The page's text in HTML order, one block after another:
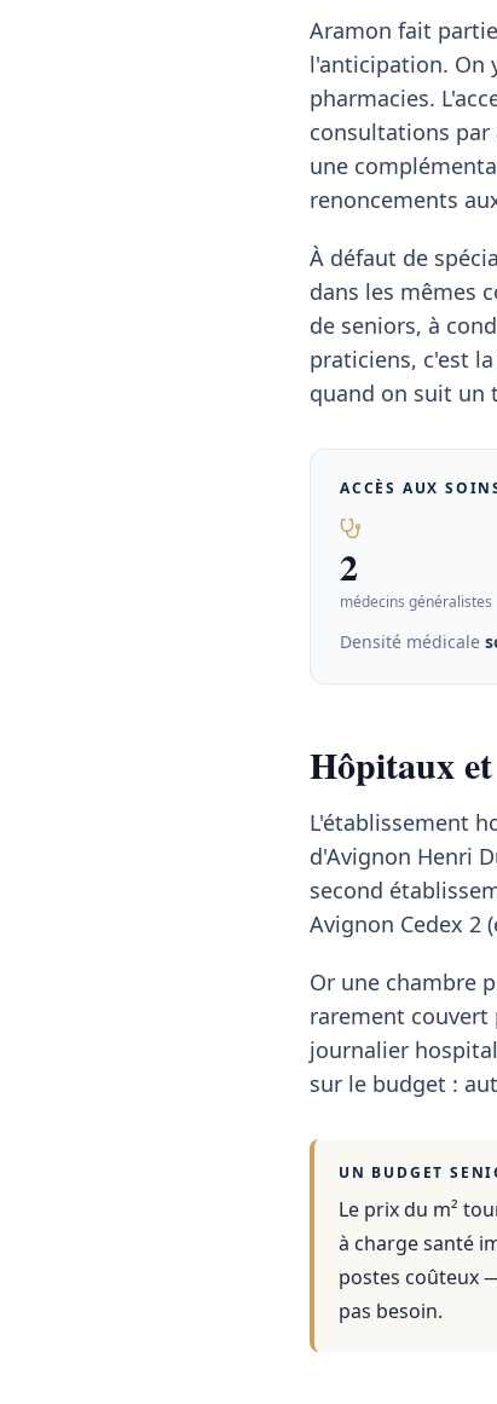
Aramon fait
l'anticipation. On
pharmacies.
consultations par
une
renoncements
À défaut de
dans les mêmes
de seniors, à
praticiens, c'est
quand on suit un
ACCÈS AUX
2
médecins généralistes
Densité médicale
Hôpitaux
L'établissement
d'Avignon Henri
second
Avignon Cedex 2
Or une chambre
rarement couvert
journalier
sur le budget :
UN BUDGET
Le prix du m²
à charge santé
postes coûteux
pas besoin.